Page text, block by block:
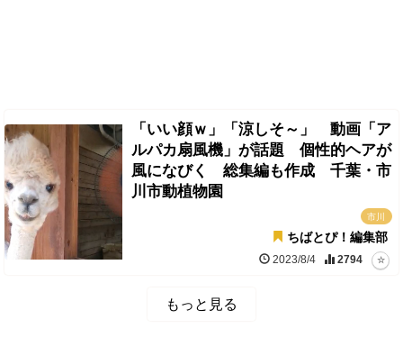
「いい顔ｗ」「涼しそ～」 動画「ア
ルパカ扇風機」が話題 個性的ヘアが
風になびく 総集編も作成 千葉・市
川市動植物園
市川
ちばとぴ！編集部
2023/8/4 2794
もっと見る